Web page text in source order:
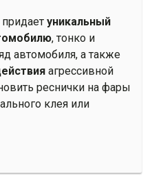
уникальный
, тонко и
автомобиля, а также
агрессивной
реснички на фары
клея или